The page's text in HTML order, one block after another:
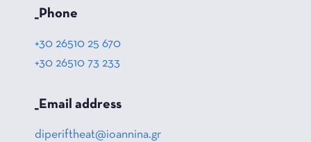
_Phone
+30 26510 25 670
+30 26510 73 233
_Email address
diperiftheat@ioannina.gr